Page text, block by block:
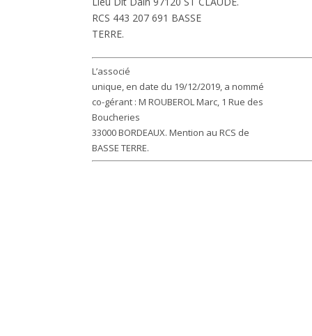
RCS 443 207 691 BASSE
TERRE.
L’associé
unique, en date du 19/12/2019, a nommé
co-gérant : M ROUBEROL Marc, 1 Rue des
Boucheries
33000 BORDEAUX. Mention au RCS de
BASSE TERRE.